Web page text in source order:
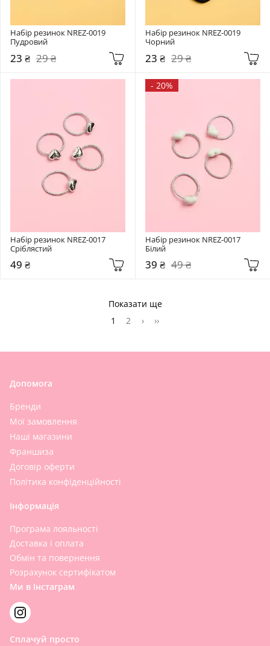
Набір резинок NREZ-0019
Пудровий
23 ₴ 29 ₴
Набір резинок NREZ-0019
Чорний
23 ₴ 29 ₴
Набір резинок NREZ-0017
Сріблястий
49 ₴
- 20%
Набір резинок NREZ-0017
Білий
39 ₴ 49 ₴
Показати ще
1
2 › ››
Допомога
Бренди
Мої замовлення
Наші магазини
Франшиза
Договір оферти
Політика конфіденційності
Інформація
Програма лояльності
Доставка і оплата
Обмін та повернення
Розрахунок сертифікатом
Ми в Інстаграм
Сплачуй просто